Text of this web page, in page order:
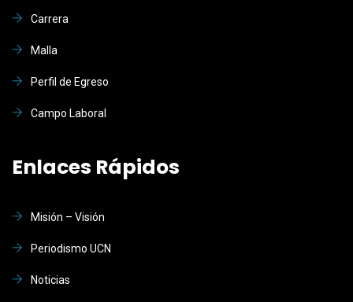
Carrera
Malla
Perfil de Egreso
Campo Laboral
Enlaces Rápidos
Misión – Visión
Periodismo UCN
Noticias